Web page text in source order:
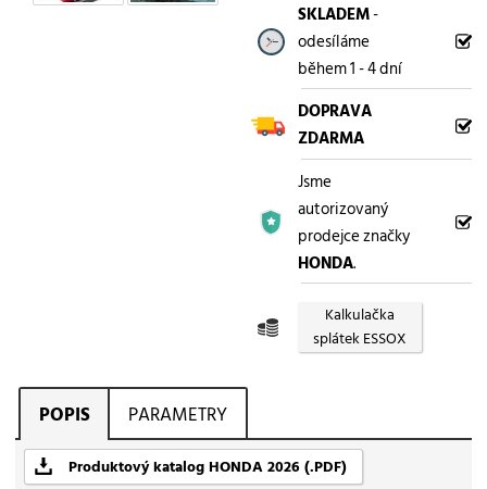
SKLADEM-
odesíláme
během 1 - 4 dní
DOPRAVA
ZDARMA
Jsme
autorizovaný
prodejce značky
HONDA.
Kalkulačka
splátek ESSOX
POPIS PARAMETRY
Produktový katalog HONDA 2026 (.PDF)